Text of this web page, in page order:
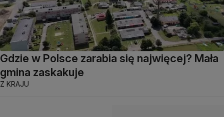
Gdzie w Polsce zarabia się najwięcej? Mała
gmina zaskakuje
Z KRAJU